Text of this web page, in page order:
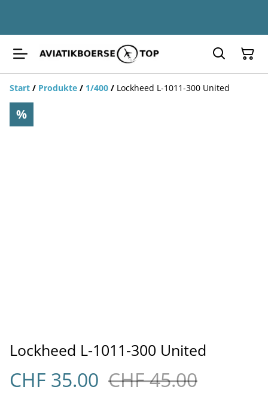
Start / Produkte / 1/400 / Lockheed L-1011-300 United
%
Lockheed L-1011-300 United
CHF 35.00 CHF 45.00